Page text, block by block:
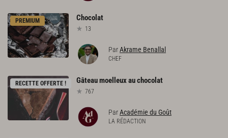
PREMIUM Chocolat
13
ParAkrame Benallal
CHEF
RECETTE OFFERTE ! Gâteaumoelleuxauchocolat
767
ParAcadémie du Goût
LA RÉDACTION